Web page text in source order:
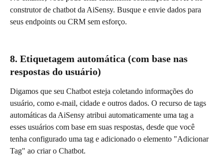
construtor de chatbot da AiSensy. Busque e envie dados para
seus endpoints ou CRM sem esforço.
8. Etiquetagem automática (com base nas
respostas do usuário)
Digamos que seu Chatbot esteja coletando informações do
usuário, como e-mail, cidade e outros dados. O recurso de tags
automáticas da AiSensy atribui automaticamente uma tag a
esses usuários com base em suas respostas, desde que você
tenha configurado uma tag e adicionado o elemento "Adicionar
Tag" ao criar o Chatbot.